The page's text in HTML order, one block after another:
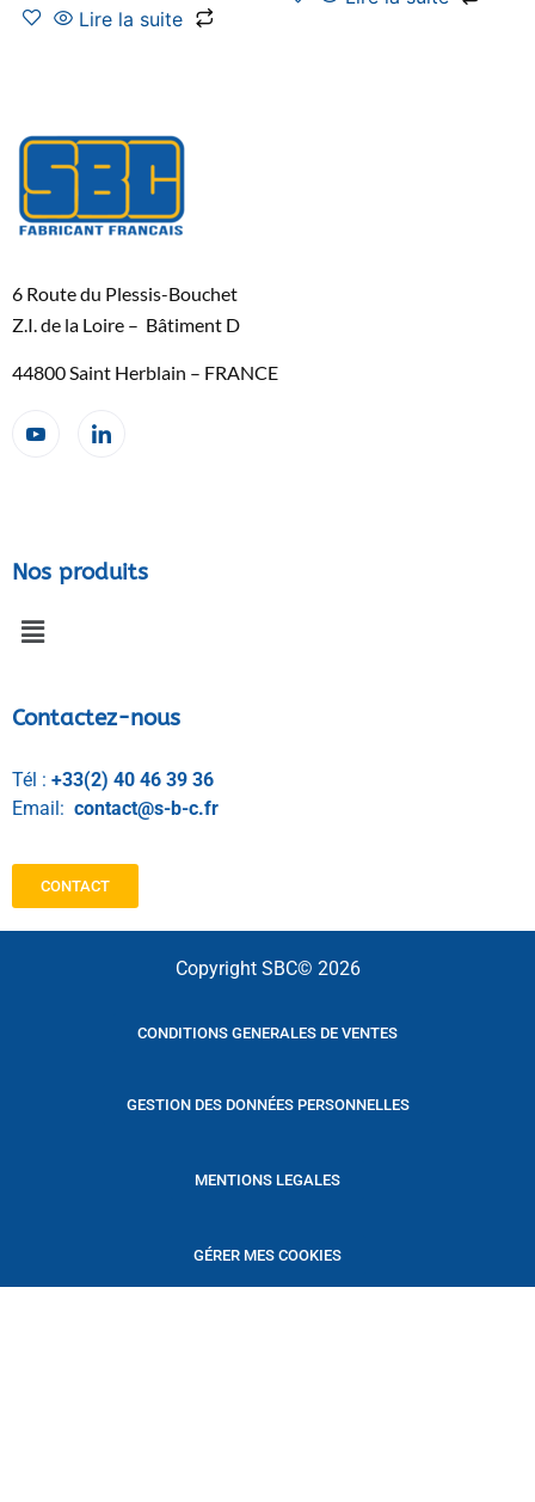
Lire la suite
6 Route du Plessis-Bouchet
Z.I. de la Loire – Bâtiment D
44800 Saint Herblain – FRANCE
Nos produits
Contactez-nous
Tél : +33(2) 40 46 39 36
Email: contact@s-b-c.fr
CONTACT
Copyright SBC© 2026
CONDITIONS GENERALES DE VENTES
GESTION DES DONNÉES PERSONNELLES
MENTIONS LEGALES
GÉRER MES COOKIES